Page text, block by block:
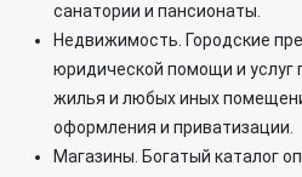
санатории и пансионаты.
Недвижимость. Городские
юридической помощи и услуг
жилья и любых иных
оформления и приватизации.
Магазины. Богатый каталог